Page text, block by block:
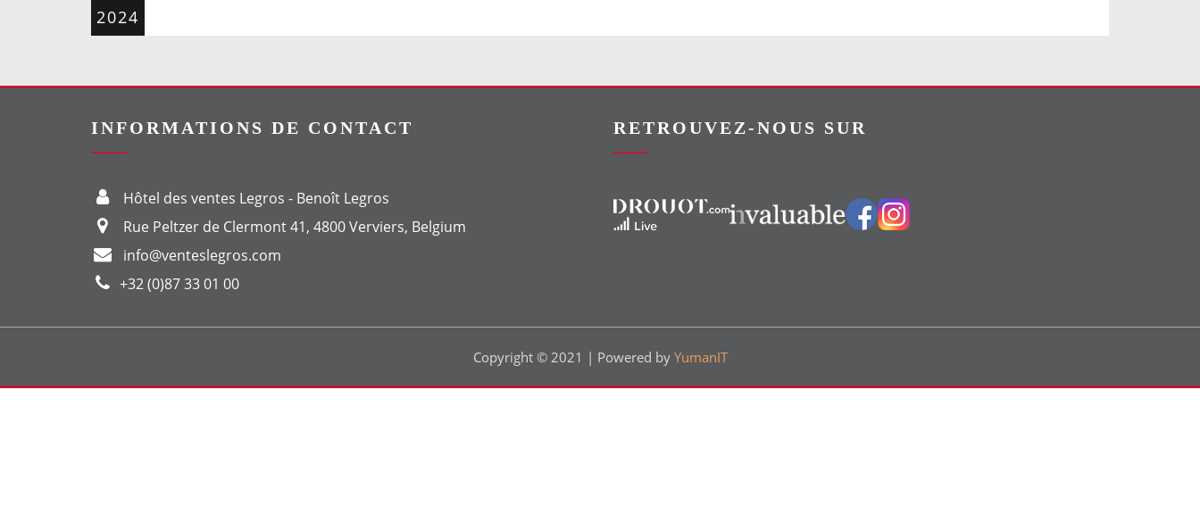
2024
INFORMATIONS DE CONTACT
Hôtel des ventes Legros - Benoît Legros
Rue Peltzer de Clermont 41, 4800 Verviers, Belgium
info@venteslegros.com
+32 (0)87 33 01 00
RETROUVEZ-NOUS SUR
Vers le site Drouot Vers le site Invaluable Vers notre groupe Facebook Vers notre page Instagram
Copyright © 2021 | Powered by YumanIT